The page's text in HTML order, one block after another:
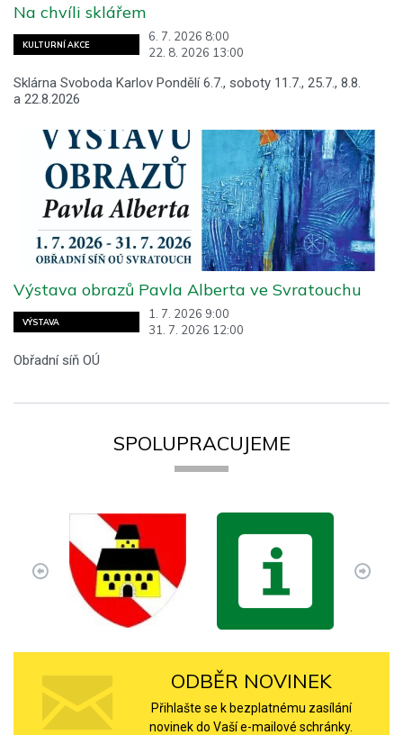
KULTURNÍ AKCE
6. 7. 2026 8:00
22. 8. 2026 13:00
Na chvíli sklářem
Sklárna Svoboda Karlov Pondělí 6.7., soboty 11.7., 25.7., 8.8.
a 22.8.2026
VÝSTAVA
1. 7. 2026 9:00
31. 7. 2026 12:00
Výstava obrazů Pavla Alberta ve Svratouchu
Obřadní síň OÚ
SPOLUPRACUJEME
ODBĚR NOVINEK
Přihlašte se k bezplatnému zasílání
novinek do Vaší e-mailové schránky.